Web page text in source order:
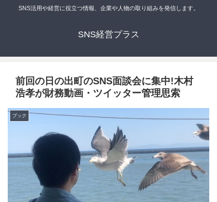
SNS活用や経営に役立つ情報、企業や人物の取り組みを発信します。
SNS経営プラス
前回の日の出町のSNS面談会に集中!木村
浩孝が財務動画・ツイッター管理思索
ブック